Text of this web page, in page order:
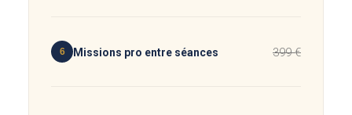
6 Missions pro entre séances 399 €